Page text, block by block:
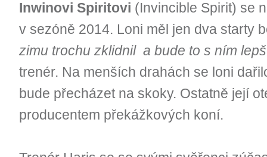
Inwinovi Spiritovi (Invincible Spirit) se
v sezóně 2014. Loni měl jen dva starty
zimu trochu zklidnil a bude to s ním
trenér. Na menších drahách se loni
bude přecházet na skoky. Ostatně její
producentem překážkových koní.